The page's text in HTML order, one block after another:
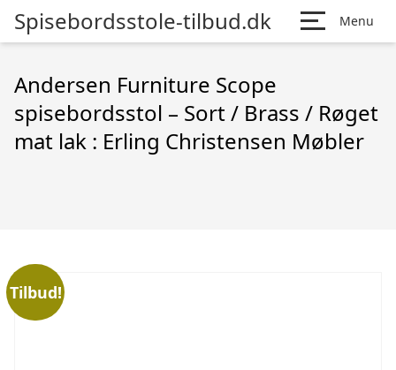
Spisebordsstole-tilbud.dk Menu
Andersen Furniture Scope
spisebordsstol – Sort / Brass / Røget
mat lak : Erling Christensen Møbler
Tilbud!